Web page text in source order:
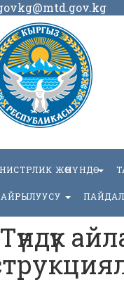
ЖӨНҮНДӨ
Түндүк